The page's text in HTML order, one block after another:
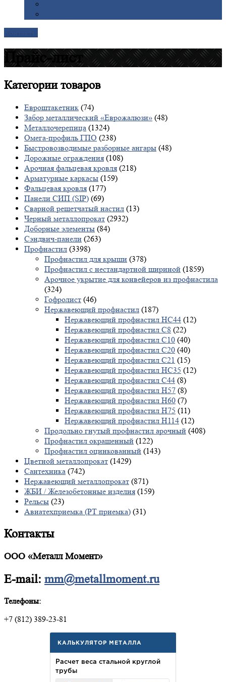
Прайс-лист
Категориитоваров
Евроштакетник (74)
Забор металлический «Еврожалюзи» (48)
Металлочерепица (1324)
Омега-профиль ГПО (238)
Быстровозводимые разборные ангары (48)
Дорожные ограждения (108)
Арочная фальцевая кровля (218)
Арматурные каркасы (159)
Фальцевая кровля (177)
Панели СИП (SIP) (69)
Сварной решетчатый настил (13)
Черный металлопрокат (2932)
Доборные элементы (84)
Сэндвич-панели (263)
Профнастил (3398)
Профнастил для крыши (378)
Профнастил с нестандартной шириной (1859)
Арочное укрытие для конвейеров из профнастила
(324)
Гофролист (46)
Нержавеющий профнастил (187)
Нержавеющий профнастил НС44 (12)
Нержавеющий профнастил С8 (22)
Нержавеющий профнастил С10 (40)
Нержавеющий профнастил С20 (40)
Нержавеющий профнастил С21 (15)
Нержавеющий профнастил НС35 (12)
Нержавеющий профнастил С44 (8)
Нержавеющий профнастил Н57 (8)
Нержавеющий профнастил Н60 (7)
Нержавеющий профнастил H75 (11)
Нержавеющий профнастил Н114 (12)
Продольно гнутый профнастил арочный (408)
Профнастил окрашенный (122)
Профнастил оцинкованный (143)
Цветной металлопрокат (1429)
Сантехника (742)
Нержавеющий металлопрокат (871)
ЖБИ / Железобетонные изделия (159)
Рельсы (23)
Авиатехприемка (РТ приемка) (31)
Контакты
ООО «Металл Момент»
E-mail: mm@metallmoment.ru
Телефоны:
+7 (812) 389-23-81